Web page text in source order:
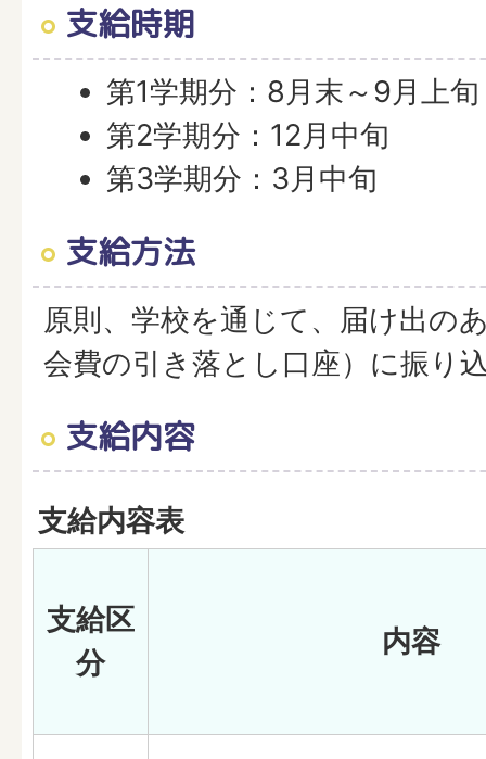
支給時期
第1学期分：8月末～9月上旬
第2学期分：12月中旬
第3学期分：3月中旬
支給方法
原則、学校を通じて、届け出の
会費の引き落とし口座）に振り
支給内容
支給内容表
支給区
分
内容